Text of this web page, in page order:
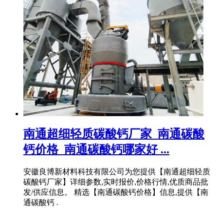
南通超细轻质碳酸钙厂家_南通碳酸
钙价格_南通碳酸钙哪家好 ...
安徽良博新材料科技有限公司为您提供【南通超细轻质
碳酸钙厂家】详细参数,实时报价,价格行情,优质商品批
发/供应信息。 精选【南通碳酸钙价格】信息,提供【南
通碳酸钙 .